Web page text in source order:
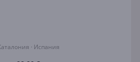
· Испания